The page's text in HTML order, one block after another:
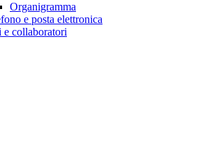
Organigramma
e posta elettronica
e collaboratori